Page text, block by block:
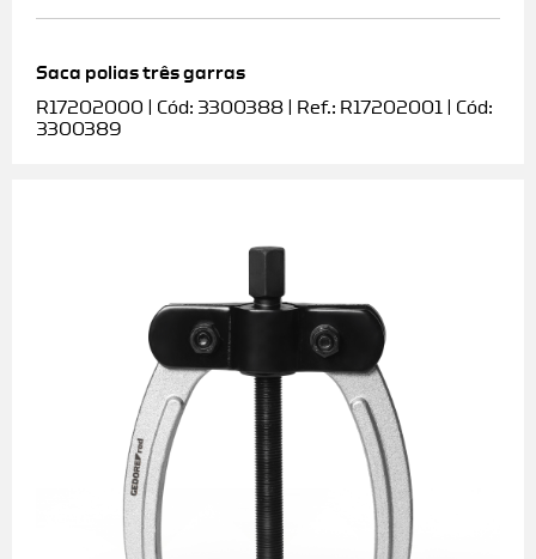
Saca polias três garras
R17202000 | Cód: 3300388 | Ref.: R17202001 | Cód:
3300389